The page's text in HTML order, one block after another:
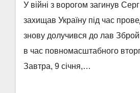
У війні з ворогом загинув
захищав Україну під час
знову долучився до лав
в час повномасштабного
Завтра, 9 січня,…